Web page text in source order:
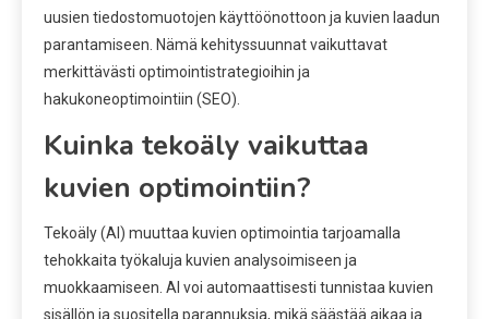
uusien tiedostomuotojen käyttöönottoon ja kuvien laadun
parantamiseen. Nämä kehityssuunnat vaikuttavat
merkittävästi optimointistrategioihin ja
hakukoneoptimointiin (SEO).
Kuinka tekoäly vaikuttaa
kuvien optimointiin?
Tekoäly (AI) muuttaa kuvien optimointia tarjoamalla
tehokkaita työkaluja kuvien analysoimiseen ja
muokkaamiseen. AI voi automaattisesti tunnistaa kuvien
sisällön ja suositella parannuksia, mikä säästää aikaa ja